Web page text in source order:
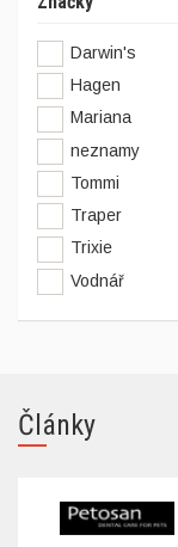
Darwin's
Hagen
Mariana
neznamy
Tommi
Traper
Trixie
Vodnář
Články